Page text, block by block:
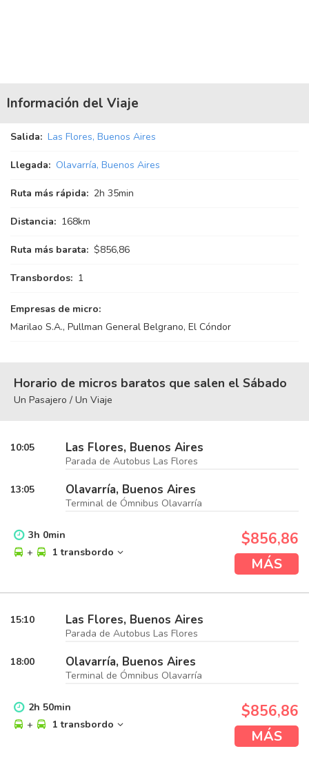
Información del Viaje
Salida: Las Flores, Buenos Aires
Llegada: Olavarría, Buenos Aires
Ruta más rápida: 2h 35min
Distancia: 168km
Ruta más barata: $856,86
Transbordos: 1
Empresas de micro:
Marilao S.A., Pullman General Belgrano, El Cóndor
Horario de micros baratos que salen el Sábado
Un Pasajero / Un Viaje
10:05 Las Flores, Buenos Aires
Parada de Autobus Las Flores
13:05 Olavarría, Buenos Aires
Terminal de Ómnibus Olavarría
3h 0min
+
1 transbordo
$856,86
MÁS
15:10 Las Flores, Buenos Aires
Parada de Autobus Las Flores
18:00 Olavarría, Buenos Aires
Terminal de Ómnibus Olavarría
2h 50min
+
1 transbordo
$856,86
MÁS